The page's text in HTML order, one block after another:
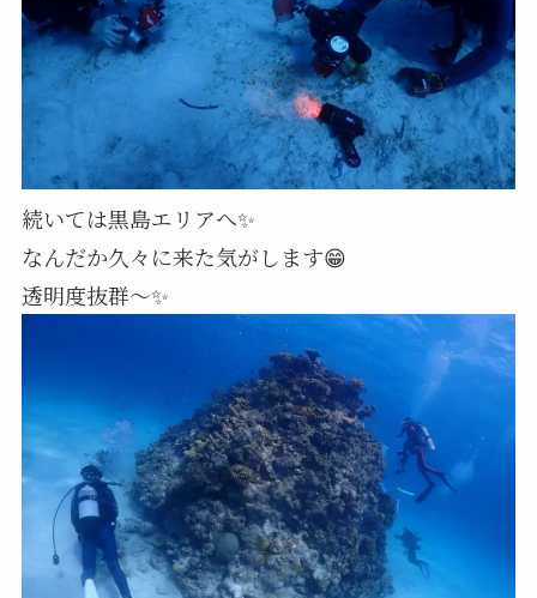
続いては黒島エリアへ✨️
なんだか久々に来た気がします😁
透明度抜群～✨